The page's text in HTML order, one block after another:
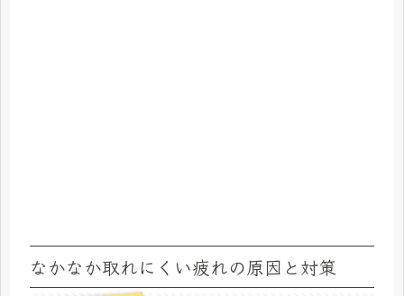
なかなか取れにくい疲れの原因と対策